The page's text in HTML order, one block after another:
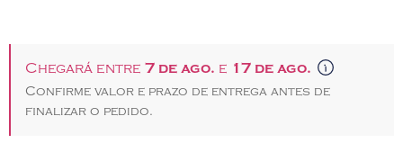
Chegará entre 7 de ago. e 17 de ago.
Confirme valor e prazo de entrega antes de
finalizar o pedido.